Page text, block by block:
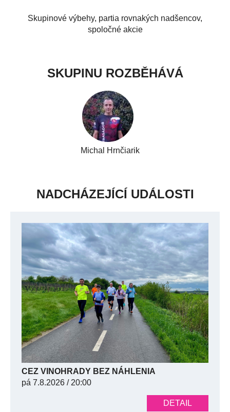
Skupinové výbehy, partia rovnakých nadšencov,
spoločné akcie
SKUPINU ROZBĚHÁVÁ
Michal Hrnčiarik
NADCHÁZEJÍCÍ UDÁLOSTI
CEZ VINOHRADY BEZ NÁHLENIA
pá 7.8.2026 / 20:00
DETAIL